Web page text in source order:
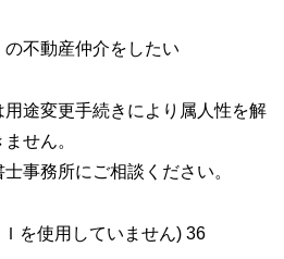
の不動産仲介をしたい
途変更手続きにより属人性を解
せん。
事務所にご相談ください。
を使用していません) 36